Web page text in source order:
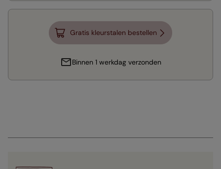
Gratis kleurstalen bestellen
Binnen 1 werkdag verzonden